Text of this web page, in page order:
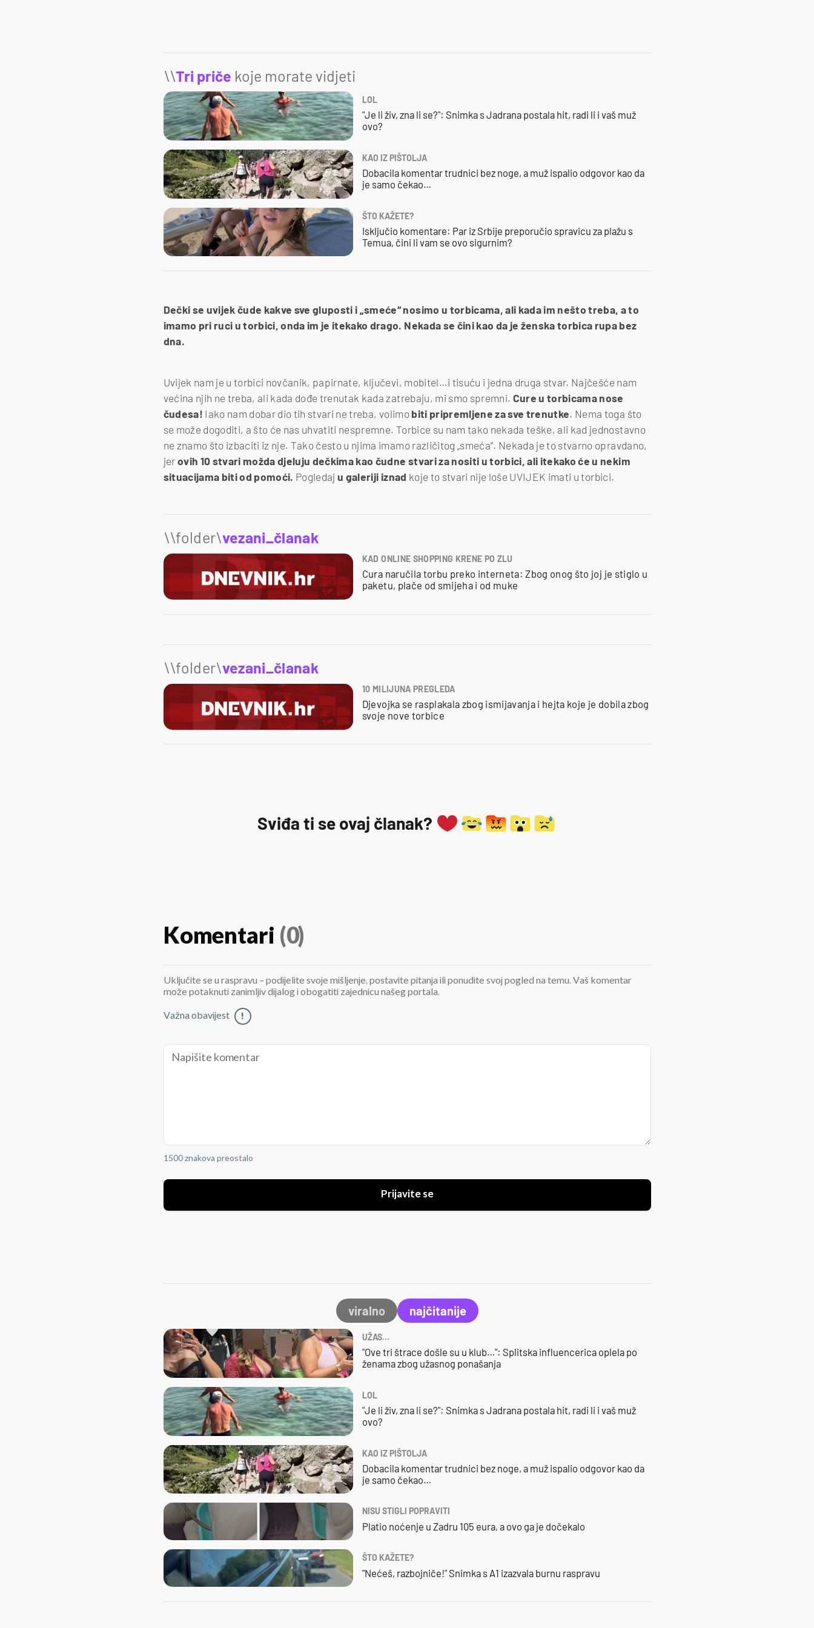
\\Tri priče koje morate vidjeti
LOL
"Je li živ, zna li se?": Snimka s Jadrana postala hit, radi li i vaš muž
ovo?
KAO IZ PIŠTOLJA
Dobacila komentar trudnici bez noge, a muž ispalio odgovor kao da
je samo čekao…
ŠTO KAŽETE?
Isključio komentare: Par iz Srbije preporučio spravicu za plažu s
Temua, čini li vam se ovo sigurnim?
Dečki se uvijek čude kakve sve gluposti i „smeće“ nosimo u torbicama, ali kada im nešto treba, a to
imamo pri ruci u torbici, onda im je itekako drago. Nekada se čini kao da je ženska torbica rupa bez
dna.
Uvijek nam je u torbici novčanik, papirnate, ključevi, mobitel…i tisuću i jedna druga stvar. Najčešće nam
većina njih ne treba, ali kada dođe trenutak kada zatrebaju, mi smo spremni. Cure u torbicama nose
čudesa! Iako nam dobar dio tih stvari ne treba, volimobiti pripremljene za sve trenutke. Nema toga što
se može dogoditi, a što će nas uhvatiti nespremne. Torbice su nam tako nekada teške, ali kad jednostavno
ne znamo što izbaciti iz nje. Tako često u njima imamo različitog „smeća“. Nekada je to stvarno opravdano,
jer ovih 10 stvari možda djeluju dečkima kao čudne stvari za nositi u torbici, ali itekako će u nekim
situacijama biti od pomoći. Pogledaj u galeriji iznad koje to stvari nije loše UVIJEK imati u torbici.
\\folder\vezani_članak
KAD ONLINE SHOPPING KRENE PO ZLU
Cura naručila torbu preko interneta: Zbog onog što joj je stiglo u
paketu, plače od smijeha i od muke
\\folder\vezani_članak
10 MILIJUNA PREGLEDA
Djevojka se rasplakala zbog ismijavanja i hejta koje je dobila zbog
svoje nove torbice
Sviđa ti se ovaj članak?
Komentari (0)
Uključite se u raspravu – podijelite svoje mišljenje, postavite pitanja ili ponudite svoj pogled na temu. Vaš komentar
može potaknuti zanimljiv dijalog i obogatiti zajednicu našeg portala.
Važna obavijest !
1500 znakova preostalo
Prijavite se
viralno najčitanije
UŽAS…
"Ove tri štrace došle su u klub…": Splitska influencerica oplela po
ženama zbog užasnog ponašanja
LOL
"Je li živ, zna li se?": Snimka s Jadrana postala hit, radi li i vaš muž
ovo?
KAO IZ PIŠTOLJA
Dobacila komentar trudnici bez noge, a muž ispalio odgovor kao da
je samo čekao…
NISU STIGLI POPRAVITI
Platio noćenje u Zadru 105 eura, a ovo ga je dočekalo
ŠTO KAŽETE?
"Nećeš, razbojniče!" Snimka s A1 izazvala burnu raspravu